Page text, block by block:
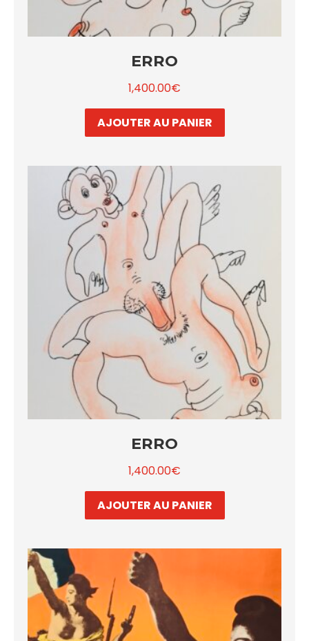
ERRO
1,400.00€
AJOUTER AU PANIER
ERRO
1,400.00€
AJOUTER AU PANIER